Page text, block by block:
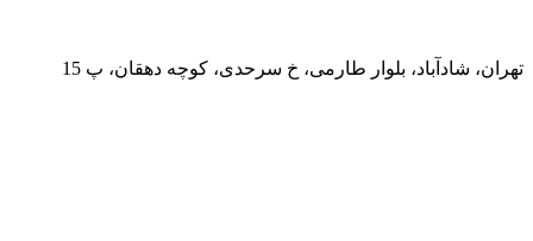
تهران، شادآباد، بلوار طارمی، خ سرحدی، کوچه دهقان، پ 15